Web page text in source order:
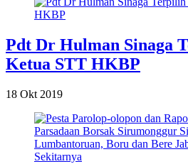
Pdt Dr Hulman Sinaga
Ketua STT HKBP
18 Okt 2019